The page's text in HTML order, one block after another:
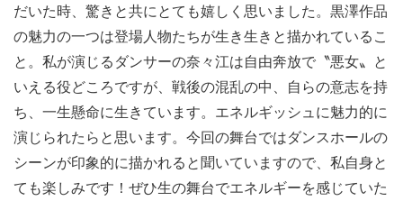
だいた時、驚きと共にとても嬉しく思いました。黒澤作品
の魅力の一つは登場人物たちが生き生きと描かれているこ
と。私が演じるダンサーの奈々江は自由奔放で〝悪女〟と
いえる役どころですが、戦後の混乱の中、自らの意志を持
ち、一生懸命に生きています。エネルギッシュに魅力的に
演じられたらと思います。今回の舞台ではダンスホールの
シーンが印象的に描かれると聞いていますので、私自身と
ても楽しみです！ぜひ生の舞台でエネルギーを感じていた